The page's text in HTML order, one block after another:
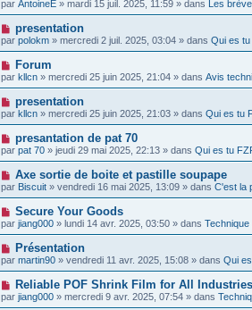
g
e
s
a
g
e
a
u
m
e
s
s
a
g
e
u
a
u
m
e
s
a
g
e
par AntoineE » mardi 15 juil. 2025, 11:59 » dans Les
N
o
u
v
e
a
u
m
e
s
a
g
e
presentation
par polokm » mercredi 2 juil. 2025, 03:04 » dans Qui es
N
o
u
a
u
m
e
s
a
g
e
Forum
par kllcn » mercredi 25 juin 2025, 21:04 » dans Avis
N
o
u
a
u
m
e
s
s
a
g
e
presentation
par kllcn » mercredi 25 juin 2025, 21:03 » dans Qui es tu
N
o
u
e
a
u
m
e
s
s
a
g
e
presantation de pat 70
par pat 70 » jeudi 29 mai 2025, 22:13 » dans Qui es tu
N
o
u
v
e
a
u
m
e
s
s
a
g
Axe sortie de boite et pastille soupape
par Biscuit » vendredi 16 mai 2025, 13:09 » dans C'est la
N
o
u
v
e
a
u
m
e
s
Secure Your Goods
par jiang000 » lundi 14 avr. 2025, 03:50 » dans
N
o
u
v
e
a
Présentation
par martin90 » vendredi 11 avr. 2025, 15:08 » dans Qui
N
o
u
Reliable POF Shrink Film for All Industries
par jiang000 » mercredi 9 avr. 2025, 07:54 » dans